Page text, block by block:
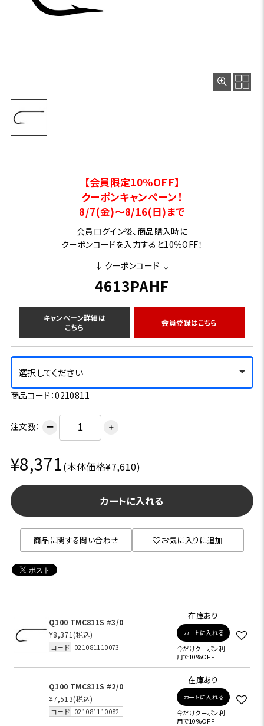
【会員限定10％OFF】
クーポンキャンペーン！
8/7(金)～8/16(日)まで
会員ログイン後、商品購入時に
クーポンコードを入力すると10％OFF！
↓ クーポンコード ↓
4613PAHF
キャンペーン詳細は
こちら
会員登録はこちら
選択してください
商品コード：0210811
注文数： ー ＋
¥8,371(本体価格¥7,610)
カートに入れる
商品に関する問い合わせ お気に入りに追加
Q100 TMC811S #3/0
¥8,371 (税込)
コード 021081110073
在庫あり
カートに入れる
今だけクーポン利
用で10%OFF
Q100 TMC811S #2/0
¥7,513(税込)
コード 021081110082
在庫あり
カートに入れる
今だけクーポン利
用で10%OFF